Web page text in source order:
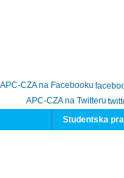
APC-CZA na Facebooku
APC-CZA na Twitteru
Studentska